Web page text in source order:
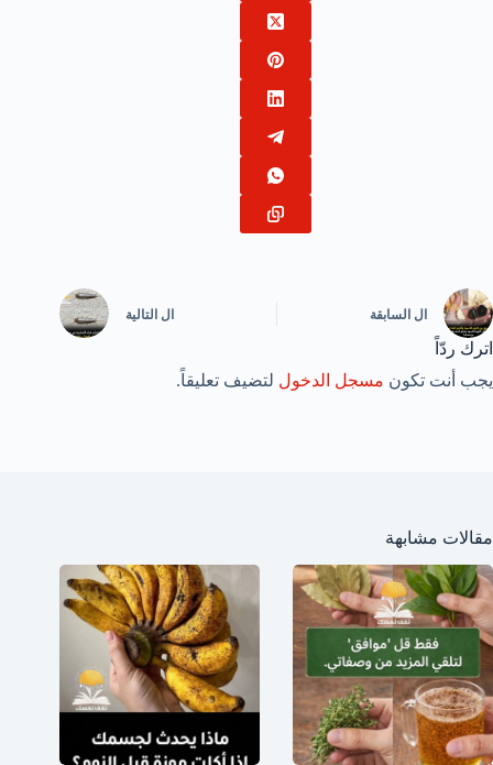
ال السابقة ال التالية
اترك ردّاً
يجب أنت تكون مسجل الدخول لتضيف تعليقاً.
مقالات مشابهة